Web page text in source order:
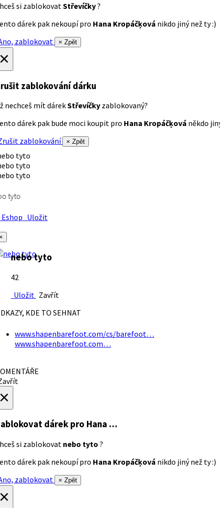
si zablokovat Střevíčky?
dárek pak nekoupí pro Hana Kropáčķová nikdo jiný než ty :)
zablokovat
× Zpět
zablokování dárku
nechceš mít dárekStřevíčky zablokovaný?
dárek pak bude moci koupit pro Hana Kropáčķová někdo
zablokování
× Zpět
tyto
Uložit
nebo tyto
42
Uložit Zavřít
KDE TO SEHNAT
www.shapenbarefoot.com/cs/barefoot…
www.shapenbarefoot.com…
dárek pro Hana …
si zablokovat nebo tyto ?
dárek pak nekoupí pro Hana Kropáčķová nikdo jiný než ty :)
zablokovat
× Zpět